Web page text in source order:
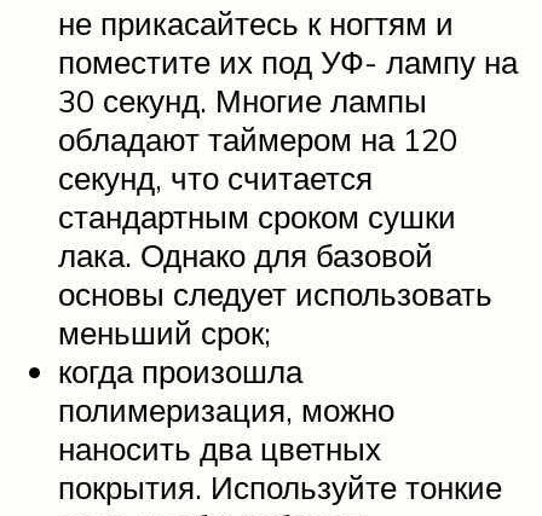
не прикасайтесь к ногтям и
поместите их под УФ- лампу на
30 секунд. Многие лампы
обладают таймером на 120
секунд, что считается
стандартным сроком сушки
лака. Однако для базовой
основы следует использовать
меньший срок;
когда произошла
полимеризация, можно
наносить два цветных
покрытия. Используйте тонкие